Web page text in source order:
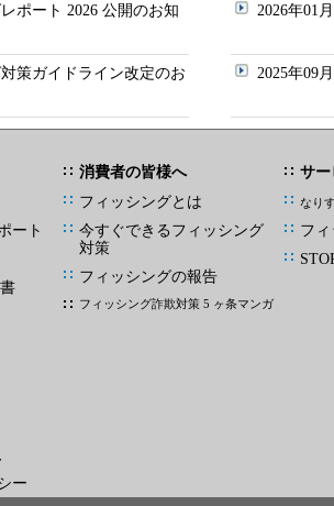
ポート 2026 公開のお知
策ガイドライン改定のお
2026年01
2025年09
ート
消費者の皆様へ
フィッシングとは
今すぐできるフィッシング
対策
フィッシングの報告
フィッシング詐欺対策 5 ヶ条マンガ
サー
なり
フ
ー